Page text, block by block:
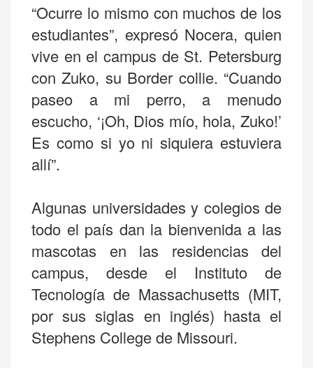
“Ocurre lo mismo con muchos de los
estudiantes”, expresó Nocera, quien
vive en el campus de St. Petersburg
con Zuko, su Border collie. “Cuando
paseo a mi perro, a menudo
escucho, ‘¡Oh, Dios mío, hola, Zuko!’
Es como si yo ni siquiera estuviera
allí”.
Algunas universidades y colegios de
todo el país dan la bienvenida a las
mascotas en las residencias del
campus, desde el Instituto de
Tecnología de Massachusetts (MIT,
por sus siglas en inglés) hasta el
Stephens College de Missouri.